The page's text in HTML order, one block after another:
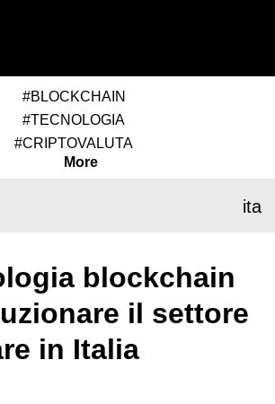
#BLOCKCHAIN
#TECNOLOGIA
#CRIPTOVALUTA
More
ita
blockchain
il settore
in Italia